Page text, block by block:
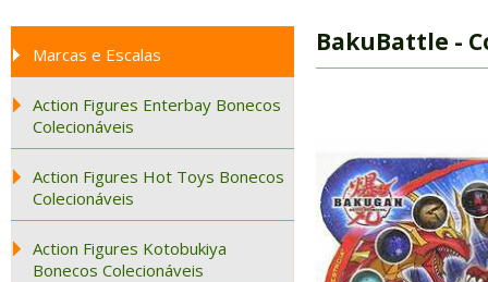
Marcas e Escalas
Action Figures Enterbay Bonecos
Colecionáveis
Action Figures Hot Toys Bonecos
Colecionáveis
Action Figures Kotobukiya
Bonecos Colecionáveis
BakuBattle -